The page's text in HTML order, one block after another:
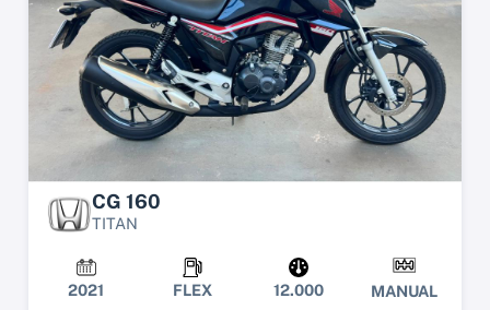
CG 160
TITAN
2021 FLEX 12.000 MANUAL